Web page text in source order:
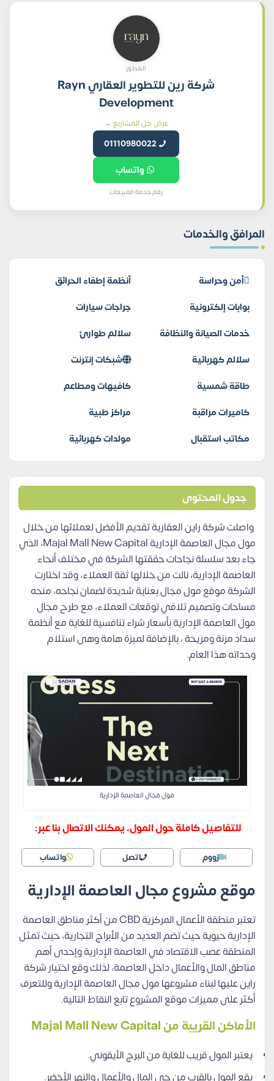
المطور
شركة رين للتطوير العقاري Rayn
Development
عرض كل المشاريع →
01110980022
واتساب
رقم خدمة المبيعات
المرافق والخدمات
أمن وحراسة
أنظمة إطفاء الحرائق
بوابات إلكترونية
جراجات سيارات
خدمات الصيانة والنظافة
سلالم طوارئ
سلالم كهربائية
شبكات إنترنت
طاقة شمسية
كافيهات ومطاعم
كاميرات مراقبة
مراكز طبية
مكاتب استقبال
مولدات كهربائية
جدول المحتوى
واصلت شركة راين العقارية تقديم الأفضل لعملائها من خلال
مول مجال العاصمة الإدارية Majal Mall New Capital، الذي
جاء بعد سلسلة نجاحات حققتها الشركة في مختلف أنحاء
العاصمة الإدارية، نالت من خلالها ثقة العملاء، وقد اختارت
الشركة موقع مول مجال بعناية شديدة لضمان نجاحه، منحه
مساحات وتصميم تلاقي توقعات العملاء، مع طرح مجال
مول العاصمة الإدارية بأسعار شراء تنافسية للغاية مع أنظمة
سداد مرنة ومريحة ، بالإضافة لميزة هامة وهى استلام
وحداته هذا العام.
مول مجال العاصمة الإدارية
للتفاصيل كاملة حول المول، يمكنك الاتصال بنا عبر:
زووم اتصل واتساب
موقع مشروع مجال العاصمة الإدارية
تعتبر منطقة الأعمال المركزية CBD من أكثر مناطق العاصمة
الإدارية حيوية حيث تضم العديد من الأبراج التجارية، حيث تمثل
المنطقة عصب الاقتصاد في العاصمة الإدارية وإحدى أهم
مناطق المال والأعمال داخل العاصمة، لذلك وقع اختيار شركة
راين عليها لبناء مشروعها مول مجال العاصمة الإدارية وللتعرف
أكثر على مميزات موقع المشروع تابع النقاط التالية.
الأماكن القريبة من Majal Mall New Capital
يعتبر المول قريب للغاية من البرج الأيقوني.
يقع المول بالقرب من حي المال والأعمال والنهر الأخضر.